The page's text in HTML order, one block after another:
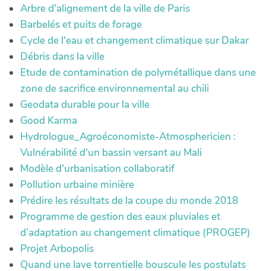
Arbre d'alignement de la ville de Paris
Barbelés et puits de forage
Cycle de l'eau et changement climatique sur Dakar
Débris dans la ville
Etude de contamination de polymétallique dans une
zone de sacrifice environnemental au chili
Geodata durable pour la ville
Good Karma
Hydrologue_Agroéconomiste-Atmosphericien :
Vulnérabilité d'un bassin versant au Mali
Modèle d'urbanisation collaboratif
Pollution urbaine minière
Prédire les résultats de la coupe du monde 2018
Programme de gestion des eaux pluviales et
d’adaptation au changement climatique (PROGEP)
Projet Arbopolis
Quand une lave torrentielle bouscule les postulats